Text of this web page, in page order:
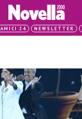
AMICI 24 NEWSLETTER